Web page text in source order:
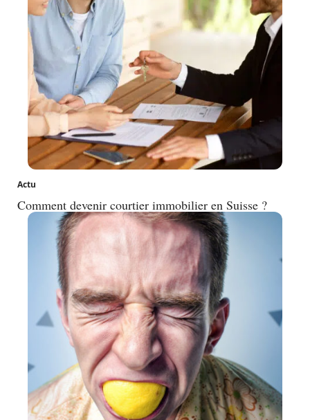
Actu
Comment devenir courtier immobilier en Suisse ?